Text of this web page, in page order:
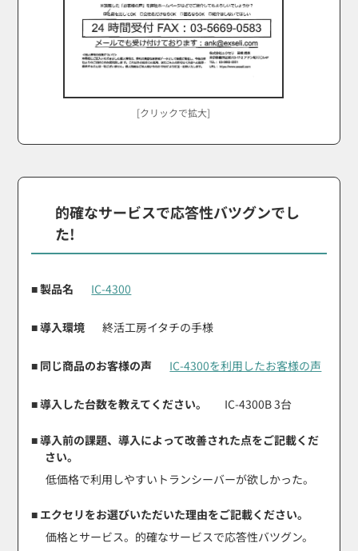
[クリックで拡大]
的確なサービスで応答性バツグンでし
た!
■ 製品名 IC-4300
■ 導入環境 終活工房イタチの手様
■ 同じ商品のお客様の声 IC-4300を利用したお客様の声
■ 導入した台数を教えてください。 IC-4300B 3台
■ 導入前の課題、導入によって改善された点をご記載くだ
さい。
低価格で利用しやすいトランシーバーが欲しかった。
■ エクセリをお選びいただいた理由をご記載ください。
価格とサービス。的確なサービスで応答性バツグン。